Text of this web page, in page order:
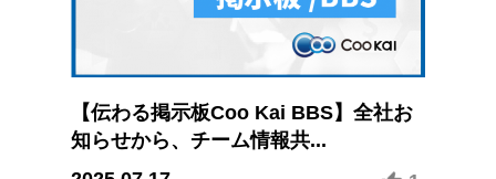
【伝わる掲示板Coo Kai BBS】全社お
知らせから、チーム情報共...